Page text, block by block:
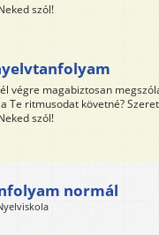
szól!
végre magabiztosan
Te ritmusodat követné?
szól!
normál